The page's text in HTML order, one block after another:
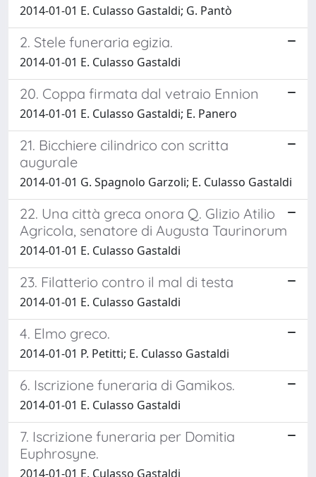
2014-01-01 E. Culasso Gastaldi; G. Pantò
2. Stele funeraria egizia.
2014-01-01 E. Culasso Gastaldi
20. Coppa firmata dal vetraio Ennion
2014-01-01 E. Culasso Gastaldi; E. Panero
21. Bicchiere cilindrico con scritta
augurale
2014-01-01 G. Spagnolo Garzoli; E. Culasso Gastaldi
22. Una città greca onora Q. Glizio Atilio
Agricola, senatore di Augusta Taurinorum
2014-01-01 E. Culasso Gastaldi
23. Filatterio contro il mal di testa
2014-01-01 E. Culasso Gastaldi
4. Elmo greco.
2014-01-01 P. Petitti; E. Culasso Gastaldi
6. Iscrizione funeraria di Gamikos.
2014-01-01 E. Culasso Gastaldi
7. Iscrizione funeraria per Domitia
Euphrosyne.
2014-01-01 E. Culasso Gastaldi